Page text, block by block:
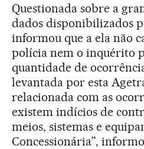
Questionada sobre a
dados disponibilizados
informou que a ela não
polícia nem o inquérito
quantidade de
levantada por esta
relacionada com as
existem indícios de
meios, sistemas e
Concessionária”,